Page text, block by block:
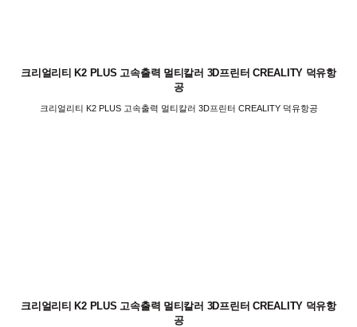
크리얼리티 K2 PLUS 고속출력 멀티칼러 3D프린터 CREALITY 덕유항
공
크리얼리티 K2 PLUS 고속출력 멀티칼러 3D프린터 CREALITY 덕유항공
크리얼리티 K2 PLUS 고속출력 멀티칼러 3D프린터 CREALITY 덕유항
공